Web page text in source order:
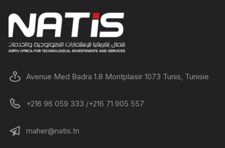
Avenue Med Badra 1.8 Montplaisir 1073 Tunis, Tunisie
+216 96 059 333 /+216 71 905 557
maher@natis.tn